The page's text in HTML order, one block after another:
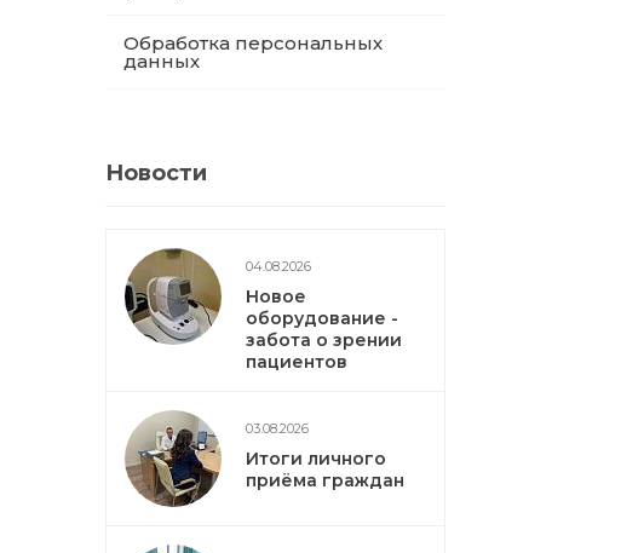
Обработка персональных
данных
Новости
04.08.2026
Новое
оборудование -
забота о зрении
пациентов
03.08.2026
Итоги личного
приёма граждан